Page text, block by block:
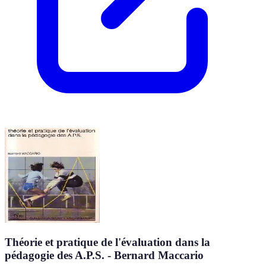
Théorie et pratique de l'évaluation dans la
pédagogie des A.P.S. - Bernard Maccario